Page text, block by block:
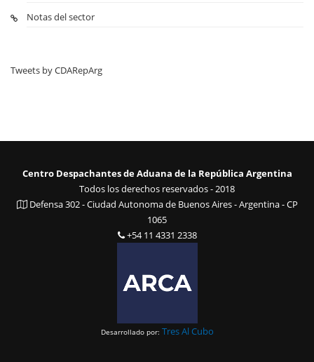
Notas del sector
Tweets by CDARepArg
Centro Despachantes de Aduana de la República Argentina
Todos los derechos reservados - 2018
Defensa 302 - Ciudad Autonoma de Buenos Aires - Argentina - CP
1065
+54 11 4331 2338
Desarrollado por: Tres Al Cubo